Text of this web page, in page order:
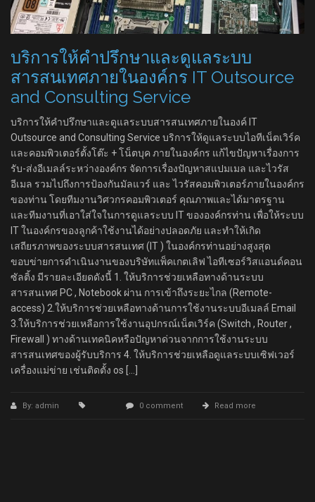
บริการให้คำปรึกษาและดูแลระบบ
สารสนเทศภายในองค์กร IT Outsource
and Consulting Service
บริการให้คำปรึกษาและดูแลระบบสารสนเทศภายในองค์ IT
Outsource and Consulting Service บริการให้ดูแลระบบไอทีเน็ตเวิร์ค
และคอมพิวเตอร์ตั้งโต๊ะ + โน็ตบุค ภายในองค์กร แก้ไขปัญหาเรื่องการ
รับ-ส่งอีเมลล์ระหว่างองค์กร จัดการเรื่องปัญหาสแปมเมล และไวรัส
อีเมล รวมไปถึงการป้องกันมัลแวร์ และ ไวรัสคอมพิวเตอร์ภายในองค์กร
ของท่าน โดยทีมงานวิศวกรคอมพิวเตอร์ คุณภาพและได้มาตรฐาน
และทีมงานที่เอาใส่ใจในการดูแลระบบ IT ขององค์กรท่าน เพื่อให้ระบบ
IT ในองค์กรของลูกค้าใช้งานได้อย่างปลอดภัย และทำให้เกิด
เสถียรภาพของระบบสารสนเทศ (IT ) ในองค์กรท่านอย่างสูงสุด
ขอบข่ายการดำเนินงานของบริษัทแพ็คเกตเลิฟ ไอทีเซอร์วิสแอนด์คอน
ซัลติ้ง มีรายละเอียดดังนี้ 1. ให้บริการช่วยเหลือทางด้านระบบ
สารสนเทศ PC , Notebook ผ่าน การเข้าถึงระยะไกล (Remote-
access) 2.ให้บริการช่วยเหลือทางด้านการใช้งานระบบอีเมลล์ Email
3.ให้บริการช่วยเหลือการใช้งานอุปกรณ์เน็ตเวิร์ค (Switch , Router ,
Firewall ) ทางด้านเทคนิคหรือปัญหาด่วนจากการใช้งานระบบ
สารสนเทศของผู้รับบริการ 4. ให้บริการช่วยเหลือดูแลระบบเซิฟเวอร์
เครื่องแม่ข่าย เช่นติดตั้ง os […]
By: admin 0 comment Read more